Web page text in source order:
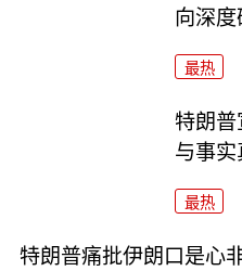
向深度
最热
特朗普
与事实
最热
特朗普痛批伊朗口是心